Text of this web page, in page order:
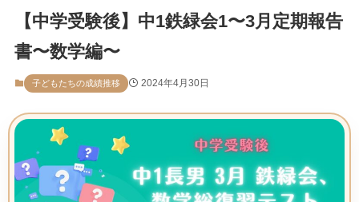
【中学受験後】中1鉄緑会1〜3月定期報告
書〜数学編〜
子どもたちの成績推移 2024年4月30日